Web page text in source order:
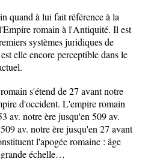
quand à lui fait référence à la
romain à l'Antiquité. Il est
systèmes juridiques de
elle encore perceptible dans le
s'étend de 27 avant notre
d'occident. L'empire romain
av. notre ère jusqu'en 509 av.
av. notre ère jusqu'en 27 avant
l'apogée romaine : âge
échelle…